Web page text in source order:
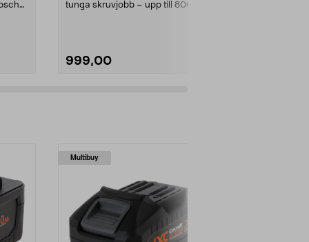
tunga skruvjobb – upp till 800 Nm.
999,00
Multibuy